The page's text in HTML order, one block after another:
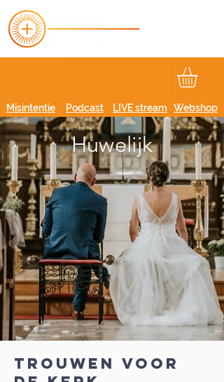
Podcast
Misintentie LIVE stream Webshop
Huwelijk
Trouwen voor